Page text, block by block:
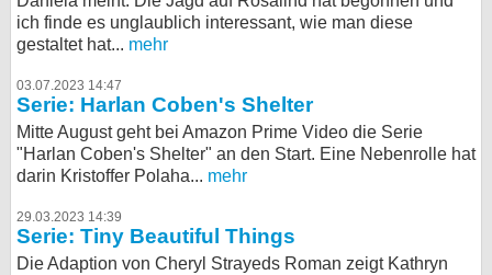
ich finde es unglaublich interessant, wie man diese
gestaltet hat... mehr
03.07.2023 14:47
Serie: Harlan Coben's Shelter
Mitte August geht bei Amazon Prime Video die Serie
"Harlan Coben's Shelter" an den Start. Eine Nebenrolle hat
darin Kristoffer Polaha... mehr
29.03.2023 14:39
Serie: Tiny Beautiful Things
Die Adaption von Cheryl Strayeds Roman zeigt Kathryn